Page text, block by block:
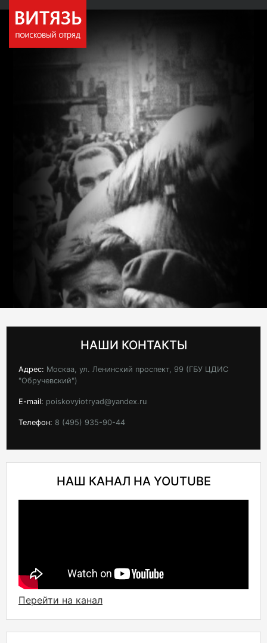
НАШИ КОНТАКТЫ
Адрес: Москва, ул. Ленинский проспект, 99 (ГБУ ЦДИС
"Обручевский")
E-mail: poiskovyiotryad@yandex.ru
Телефон: 8 (495) 935-90-44
НАШ КАНАЛ НА YOUTUBE
Перейти на канал